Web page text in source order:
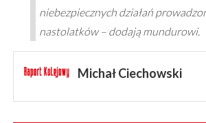
niebezpiecznych działań
nastolatków – dodają mundurowi.
Michał Ciechowski